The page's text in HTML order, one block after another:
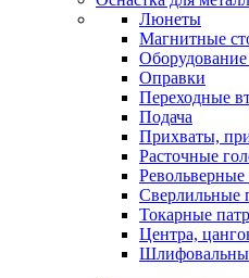
Люнеты
Магнитные
Оправки
Переходные
Подача
Прихваты,
Расточные
Револьверные
Сверлильные
Токарные
Центра,